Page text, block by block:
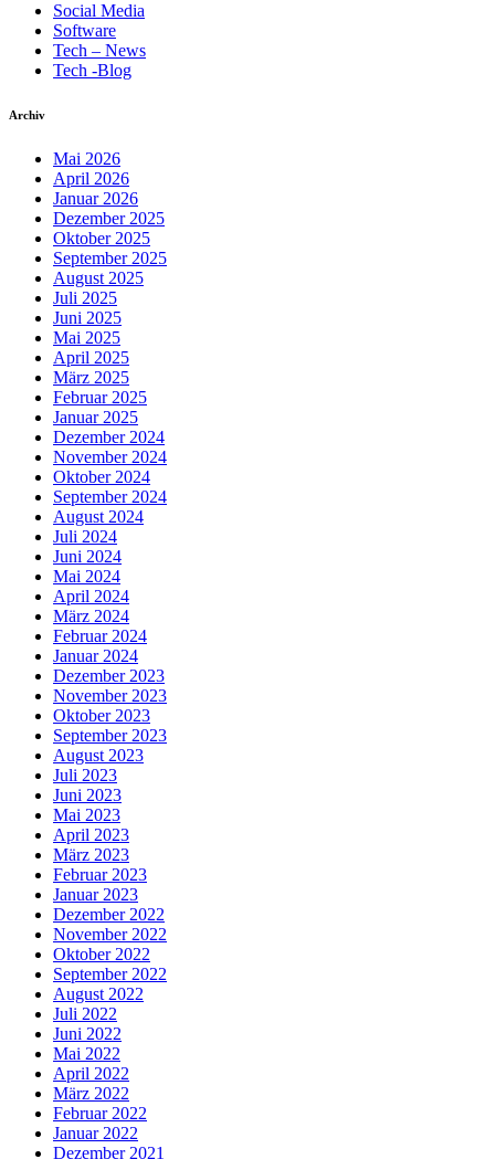
Social Media
Software
Tech – News
Tech -Blog
Archiv
Mai 2026
April 2026
Januar 2026
Dezember 2025
Oktober 2025
September 2025
August 2025
Juli 2025
Juni 2025
Mai 2025
April 2025
März 2025
Februar 2025
Januar 2025
Dezember 2024
November 2024
Oktober 2024
September 2024
August 2024
Juli 2024
Juni 2024
Mai 2024
April 2024
März 2024
Februar 2024
Januar 2024
Dezember 2023
November 2023
Oktober 2023
September 2023
August 2023
Juli 2023
Juni 2023
Mai 2023
April 2023
März 2023
Februar 2023
Januar 2023
Dezember 2022
November 2022
Oktober 2022
September 2022
August 2022
Juli 2022
Juni 2022
Mai 2022
April 2022
März 2022
Februar 2022
Januar 2022
Dezember 2021